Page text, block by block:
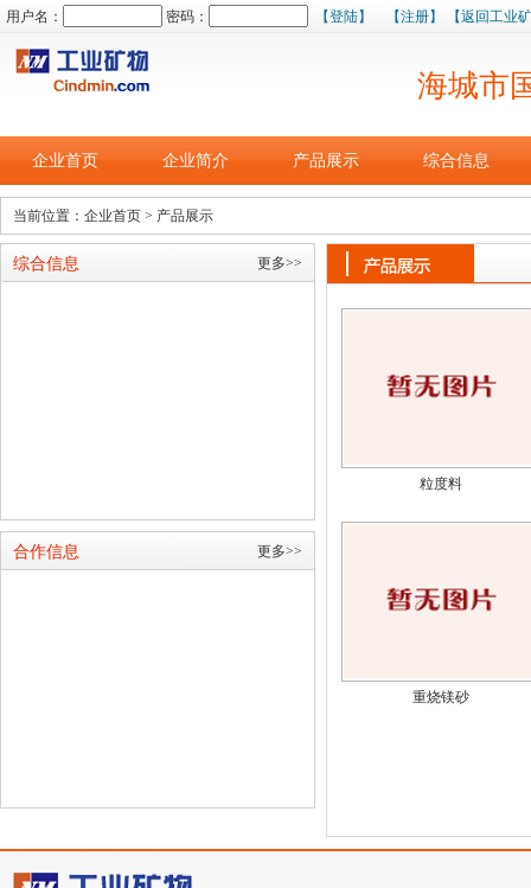
用户名： 密码： 【登陆】 【注册】 【返回工业
海城市
企业首页 企业简介 产品展示 综合信息
当前位置： 企业首页 > 产品展示
综合信息 更多>>
合作信息 更多>>
粒度料
重烧镁砂